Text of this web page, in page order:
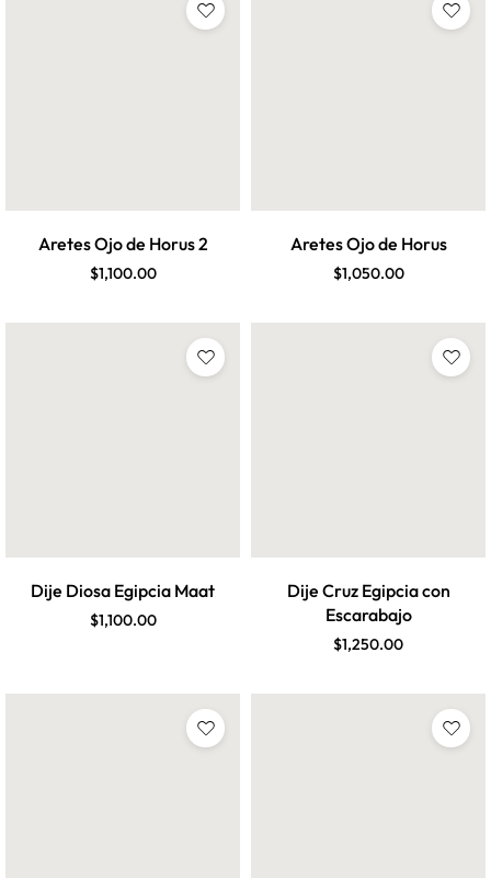
Aretes Ojo de Horus 2
$1,100.00
Aretes Ojo de Horus
$1,050.00
Dije Diosa Egipcia Maat
$1,100.00
Dije Cruz Egipcia con
Escarabajo
$1,250.00